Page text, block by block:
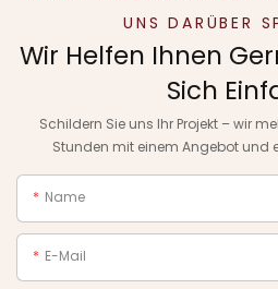
UNS DARÜBER
Wir Helfen Ihnen
Sich
Schildern Sie uns Ihr Projekt – wir
Stunden mit einem Angebot und
Name
E-Mail